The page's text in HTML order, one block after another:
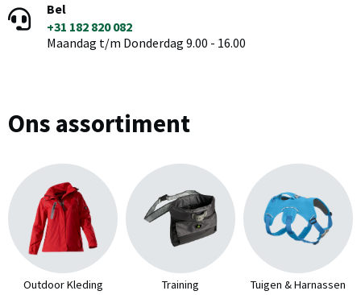
Bel
+31 182 820 082
Maandag t/m Donderdag 9.00 - 16.00
Ons assortiment
Outdoor Kleding Training Tuigen & Harnassen